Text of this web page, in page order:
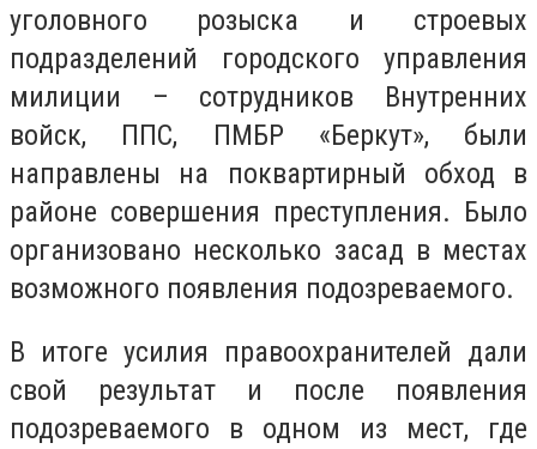
уголовного розыска и строевых
подразделений городского управления
милиции – сотрудников Внутренних
войск, ППС, ПМБР «Беркут», были
направлены на поквартирный обход в
районе совершения преступления. Было
организовано несколько засад в местах
возможного появления подозреваемого.
В итоге усилия правоохранителей дали
свой результат и после появления
подозреваемого в одном из мест, где